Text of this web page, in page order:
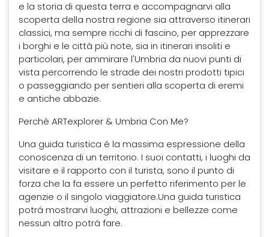
e la storia di questa terra e accompagnarvi alla
scoperta della nostra regione sia attraverso itinerari
classici, ma sempre ricchi di fascino, per apprezzare
i borghi e le città più note, sia in itinerari insoliti e
particolari, per ammirare l'Umbria da nuovi punti di
vista percorrendo le strade dei nostri prodotti tipici
o passeggiando per sentieri alla scoperta di eremi
e antiche abbazie.
Perché ARTexplorer & Umbria Con Me?
Una guida turistica é la massima espressione della
conoscenza di un territorio. I suoi contatti, i luoghi da
visitare e il rapporto con il turista, sono il punto di
forza che la fa essere un perfetto riferimento per le
agenzie o il singolo viaggiatore.Una guida turistica
potrá mostrarvi luoghi, attrazioni e bellezze come
nessun altro potrá fare.